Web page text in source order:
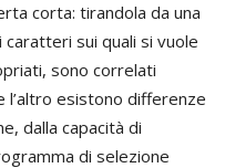
corta: tirandola da una
sui quali si vuole
sono correlati
esistono differenze
dalla capacità di
di selezione